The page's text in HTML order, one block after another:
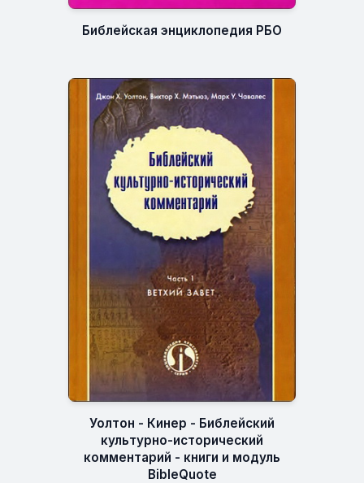
Библейская энциклопедия РБО
Уолтон - Кинер - Библейский
культурно-исторический
комментарий - книги и модуль
BibleQuote